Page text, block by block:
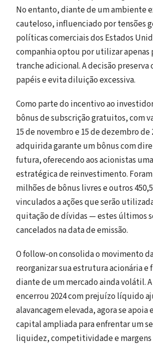
No entanto, diante de um ambiente
cauteloso, influenciado por tensões
políticas comerciais dos Estados
companhia optou por utilizar apenas
tranche adicional. A decisão preserva
papéis e evita diluição excessiva.
Como parte do incentivo ao
bônus de subscrição gratuitos, com
15 de novembro e 15 de dezembro de
adquirida garante um bônus com
futura, oferecendo aos acionistas
estratégica de reinvestimento.
milhões de bônus livres e outros
vinculados a ações que serão
quitação de dívidas — estes últimos
cancelados na data de emissão.
O follow-on consolida o movimento
reorganizar sua estrutura acionária e
diante de um mercado ainda volátil.
encerrou 2024 com prejuízo líquido
alavancagem elevada, agora se apoia
capital ampliada para enfrentar um
liquidez, competitividade e margens